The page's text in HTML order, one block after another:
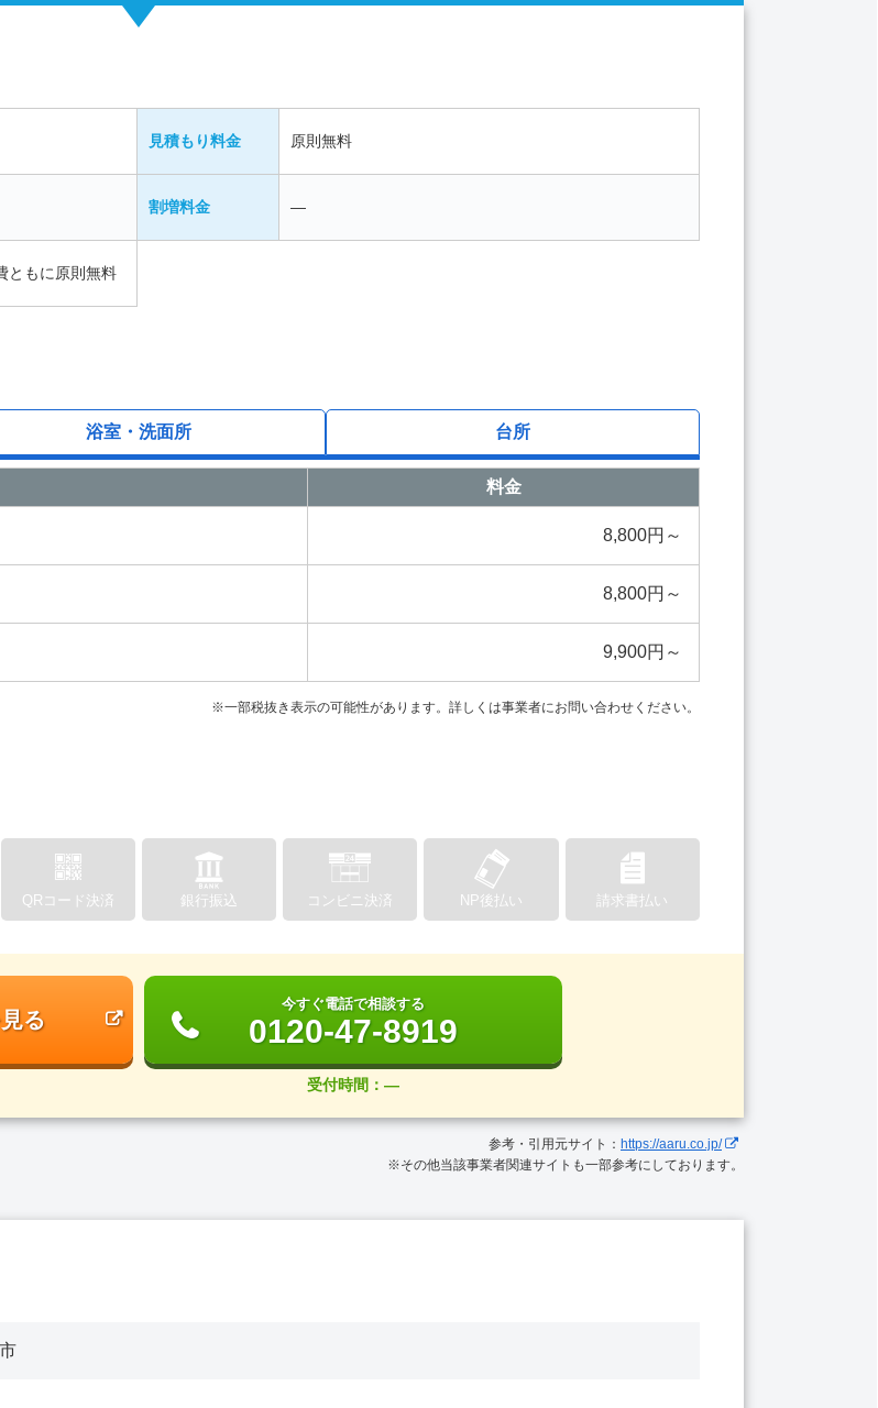
見積もり料金 原則無料
割増料金 ―
ともに原則無料
料金
8,800円～
8,800円～
9,900円～
浴室・洗面所 台所
※一部税抜き表示の可能性があります。詳しくは事業者にお問い合わせください。
QRコード決済 銀行振込 コンビニ決済 NP後払い 請求書払い
る
今すぐ電話で相談する
0120-47-8919
受付時間：―
参考・引用元サイト： https://aaru.co.jp/
※その他当該事業者関連サイトも一部参考にしております。